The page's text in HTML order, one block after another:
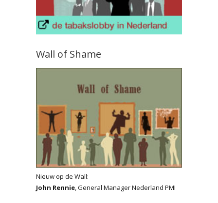
Wall of Shame
Nieuw op de Wall:
John Rennie, General Manager Nederland PMI